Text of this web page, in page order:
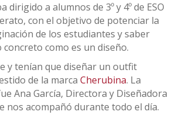
dirigido a alumnos de 3º y 4º de ESO
con el objetivo de potenciar la
de los estudiantes y saber
como es un diseño.
y tenían que diseñar un outfit
de la marca Cherubina. La
Ana García, Directora y Diseñadora
nos acompañó durante todo el día.